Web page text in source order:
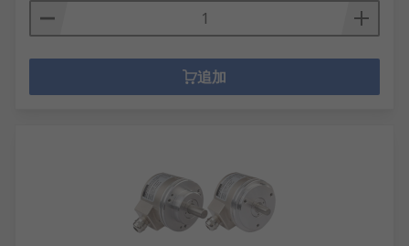
追加